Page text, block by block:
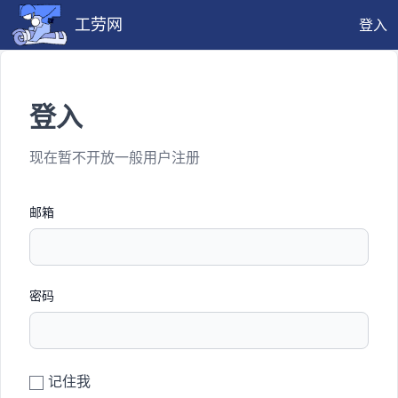
工劳网 登入
登入
现在暂不开放一般用户注册
邮箱
密码
记住我